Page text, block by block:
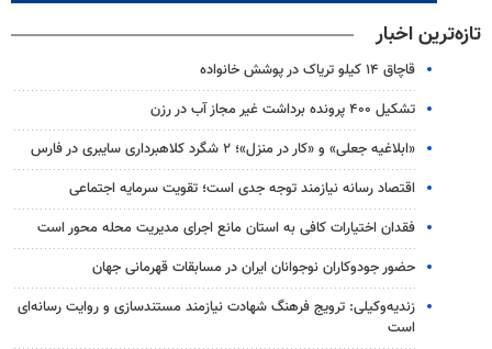
تازه‌ترین اخبار
قاچاق ۱۴ کیلو تریاک در پوشش خانواده
تشکیل ۴۰۰ پرونده برداشت غیر مجاز آب در رزن
«ابلاغیه جعلی» و «کار در منزل»؛ ۲ شگرد کلاهبرداری سایبری در فارس
اقتصاد رسانه نیازمند توجه جدی است؛ تقویت سرمایه اجتماعی
فقدان اختیارات کافی به استان مانع اجرای مدیریت محله محور است
حضور جودوکاران نوجوانان ایران در مسابقات قهرمانی جهان
زندیه‌وکیلی: ترویج فرهنگ شهادت نیازمند مستندسازی و روایت رسانه‌ای
است